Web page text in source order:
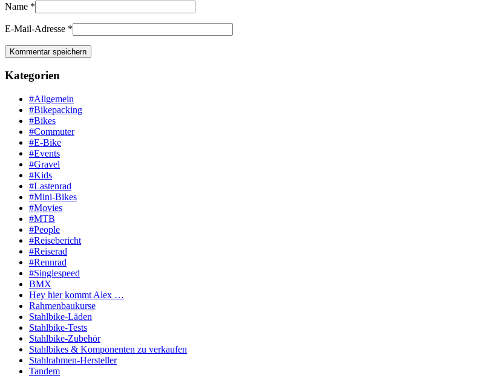
Name *
E-Mail-Adresse *
Kategorien
#Allgemein
#Bikepacking
#Bikes
#Commuter
#E-Bike
#Events
#Gravel
#Kids
#Lastenrad
#Mini-Bikes
#Movies
#MTB
#People
#Reisebericht
#Reiserad
#Rennrad
#Singlespeed
BMX
Hey hier kommt Alex …
Rahmenbaukurse
Stahlbike-Läden
Stahlbike-Tests
Stahlbike-Zubehör
Stahlbikes & Komponenten zu verkaufen
Stahlrahmen-Hersteller
Tandem